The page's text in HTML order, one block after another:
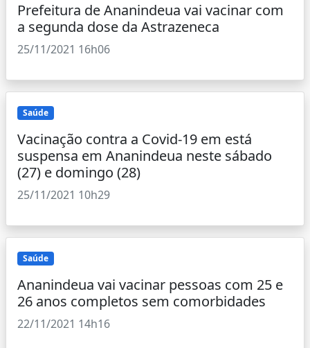
Prefeitura de Ananindeua vai vacinar com
a segunda dose da Astrazeneca
25/11/2021 16h06
Saúde
Vacinação contra a Covid-19 em está
suspensa em Ananindeua neste sábado
(27) e domingo (28)
25/11/2021 10h29
Saúde
Ananindeua vai vacinar pessoas com 25 e
26 anos completos sem comorbidades
22/11/2021 14h16